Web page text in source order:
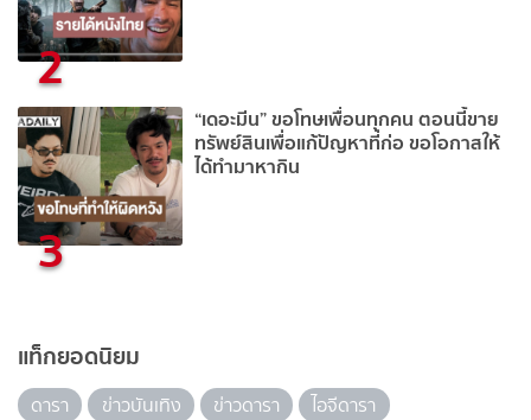
2
3
“เดอะมีน” ขอโทษเพื่อนทุกคน ตอนนี้ขาย
ทรัพย์สินเพื่อแก้ปัญหาที่ก่อ ขอโอกาสให้
ได้ทำมาหากิน
แท็กยอดนิยม
ดารา ข่าวบันเทิง ข่าวดารา
ไอจีดารา